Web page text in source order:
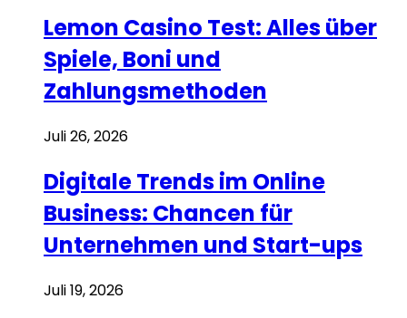
Lemon Casino Test: Alles über
Spiele, Boni und
Zahlungsmethoden
Juli 26, 2026
Digitale Trends im Online
Business: Chancen für
Unternehmen und Start-ups
Juli 19, 2026